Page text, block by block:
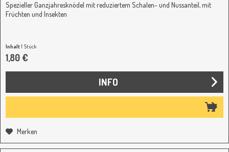
Spezieller Ganzjahresknödel mit reduziertem Schalen- und Nussanteil, mit
Früchten und Insekten
Inhalt1 Stück
1,80 €
INFO
Merken